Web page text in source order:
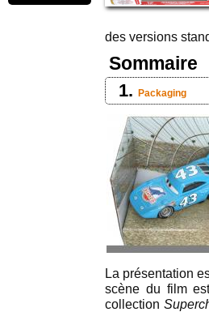
des versions
Sommaire
Packaging
La présentation
scène du film
collection